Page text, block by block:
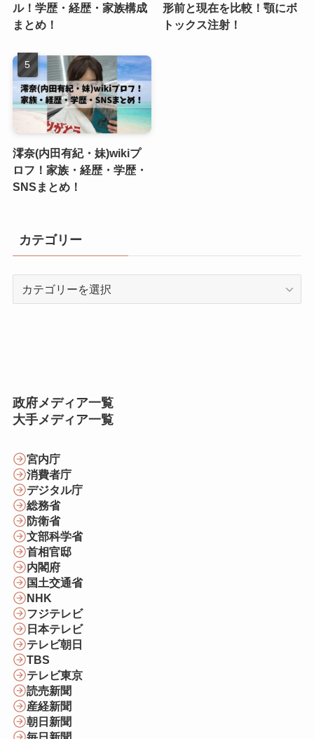
ル！学歴・経歴・家族構成
まとめ！
形前と現在を比較！顎にボ
トックス注射！
澪奈(内田有紀・妹)wikiプ
ロフ！家族・経歴・学歴・
SNSまとめ！
カテゴリー
政府メディア一覧
大手メディア一覧
宮内庁
消費者庁
デジタル庁
総務省
防衛省
文部科学省
首相官邸
内閣府
国土交通省
NHK
フジテレビ
日本テレビ
テレビ朝日
TBS
テレビ東京
読売新聞
産経新聞
朝日新聞